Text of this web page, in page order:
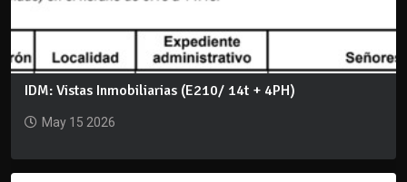
IDM: Vistas Inmobiliarias (E210/ 14t + 4PH)
May 15 2026